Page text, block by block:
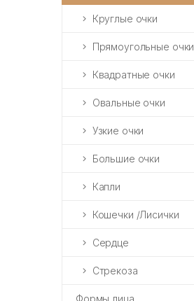
Круглые очки
Прямоугольные очки
Квадратные очки
Овальные очки
Узкие очки
Большие очки
Капли
Кошечки /Лисички
Сердце
Стрекоза
Формы лица